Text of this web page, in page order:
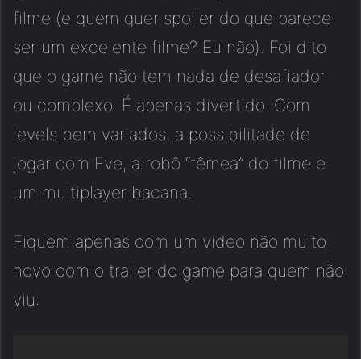
filme (e quem quer spoiler do que parece
ser um excelente filme? Eu não). Foi dito
que o game não tem nada de desafiador
ou complexo. É apenas divertido. Com
levels bem variados, a possibilitade de
jogar com Eve, a robô “fêmea” do filme e
um multiplayer bacana.
Fiquem apenas com um vídeo não muito
novo com o trailer do game para quem não
viu: